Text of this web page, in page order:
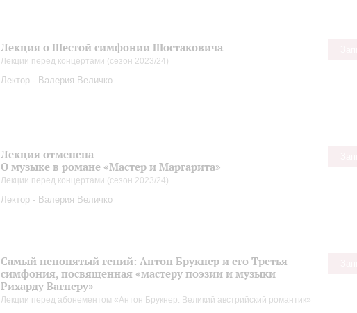
Лекция о Шестой симфонии Шостаковича
Лекции перед концертами (сезон 2023/24)
Лектор - Валерия Величко
Лекция отменена
О музыке в романе «Мастер и Маргарита»
Лекции перед концертами (сезон 2023/24)
Лектор - Валерия Величко
Самый непонятый гений: Антон Брукнер и его Третья
симфония, посвященная «мастеру поэзии и музыки
Рихарду Вагнеру»
Лекции перед абонементом «Антон Брукнер. Великий австрийский романтик»